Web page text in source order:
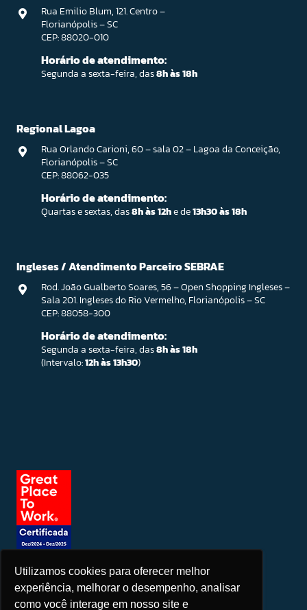
Utilizamos cookies para oferecer melhor
experiência, melhorar o desempenho, analisar
como você interage em nosso site e
Rua Emilio Blum, 121. Centro –
Florianópolis – SC
CEP: 88020-010
Horário de atendimento:
Segunda a sexta-feira, das8h às 18h
Regional Lagoa
Rua Orlando Carioni, 60 – sala 02 – Lagoa da Conceição,
Florianópolis – SC
CEP: 88062-035
Horário de atendimento:
Quartas e sextas, das8h às 12he de13h30 às 18h
Ingleses / Atendimento Parceiro SEBRAE
Rod. João Gualberto Soares, 56 – Open Shopping Ingleses –
Sala 201. Ingleses do Rio Vermelho, Florianópolis – SC
CEP: 88058-300
Horário de atendimento:
Segunda a sexta-feira, das8h às 18h
(Intervalo:12h às 13h30)
Seja um patrocinador